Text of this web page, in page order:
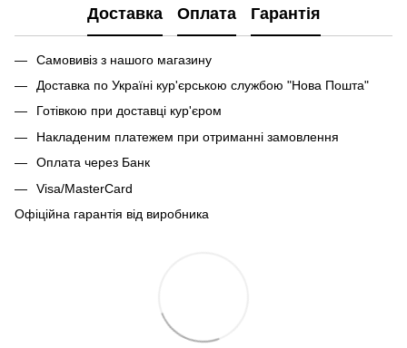
Доставка Оплата Гарантія
Самовивіз з нашого магазину
Доставка по Україні кур'єрською службою "Нова Пошта"
Готівкою при доставці кур'єром
Накладеним платежем при отриманні замовлення
Оплата через Банк
Visa/MasterCard
Офіційна гарантія від виробника